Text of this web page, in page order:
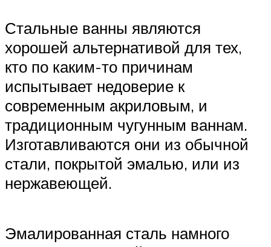
Стальные ванны являются
хорошей альтернативой для тех,
кто по каким-то причинам
испытывает недоверие к
современным акриловым, и
традиционным чугунным ваннам.
Изготавливаются они из обычной
стали, покрытой эмалью, или из
нержавеющей.
Эмалированная сталь намного